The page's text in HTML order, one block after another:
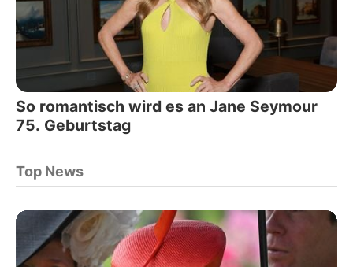
So romantisch wird es an Jane Seymour
75. Geburtstag
Top News